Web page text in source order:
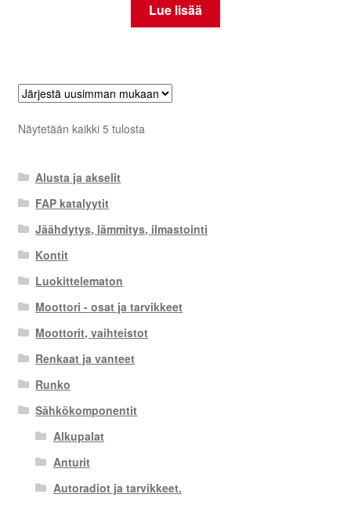
Lue lisää
Näytetään kaikki 5 tulostaSorted
Alusta ja akselit
FAP katalyytit
Jäähdytys, lämmitys, ilmastointi
Kontit
Luokittelematon
Moottori - osat ja tarvikkeet
Moottorit, vaihteistot
Renkaat ja vanteet
Runko
Sähkökomponentit
Alkupalat
Anturit
Autoradiot ja tarvikkeet.